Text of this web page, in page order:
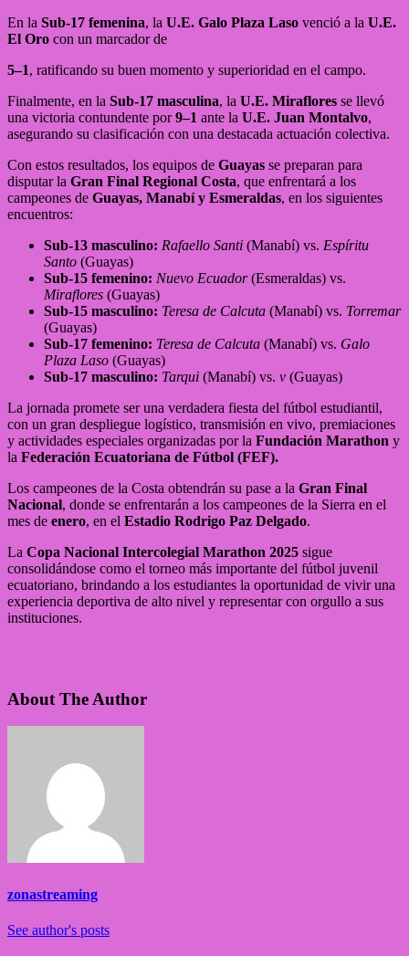
En la Sub-17 femenina, la U.E. Galo Plaza Laso venció a la U.E.
El Oro con un marcador de
5–1, ratificando su buen momento y superioridad en el campo.
Finalmente, en la Sub-17 masculina, la U.E. Miraflores se llevó
una victoria contundente por9–1 ante la U.E. Juan Montalvo,
asegurando su clasificación con una destacada actuación colectiva.
Con estos resultados, los equipos de Guayas se preparan para
disputar la Gran Final Regional Costa, que enfrentará a los
campeones de Guayas, Manabí y Esmeraldas, en los siguientes
encuentros:
Sub-13 masculino: Rafaello Santi (Manabí) vs. Espíritu
Santo (Guayas)
Sub-15 femenino: Nuevo Ecuador(Esmeraldas) vs.
Miraflores (Guayas)
Sub-15 masculino: Teresa de Calcuta (Manabí) vs. Torremar
(Guayas)
Sub-17 femenino: Teresa de Calcuta (Manabí) vs. Galo
Plaza Laso (Guayas)
Sub-17 masculino: Tarqui (Manabí) vs. v (Guayas)
La jornada promete ser una verdadera fiesta del fútbol estudiantil,
con un gran despliegue logístico, transmisión en vivo, premiaciones
y actividades especiales organizadas por la Fundación Marathon y
la Federación Ecuatoriana de Fútbol (FEF).
Los campeones de la Costa obtendrán su pase a la Gran Final
Nacional, donde se enfrentarán a los campeones de la Sierra en el
mes de enero, en el Estadio Rodrigo Paz Delgado.
La Copa Nacional Intercolegial Marathon 2025 sigue
consolidándose como el torneo más importante del fútbol juvenil
ecuatoriano, brindando a los estudiantes la oportunidad de vivir una
experiencia deportiva de alto nivel y representar con orgullo a sus
instituciones.
About The Author
zonastreaming
See author's posts